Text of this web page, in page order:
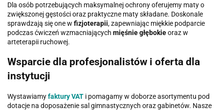
Dla osób potrzebujących maksymalnej ochrony oferujemy maty o
zwiększonej gęstości oraz praktyczne maty składane. Doskonale
sprawdzają się one w fizjoterapii, zapewniając miękkie podparcie
podczas ćwiczeń wzmacniających mięśnie głębokieoraz w
arteterapii ruchowej.
Wsparcie dla profesjonalistów i oferta dla
instytucji
Wystawiamyfaktury VAT i pomagamy w doborze asortymentu pod
dotacje na doposażenie sal gimnastycznych oraz gabinetów. Nasze